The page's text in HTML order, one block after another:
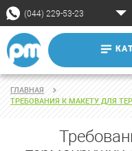
(044) 229-53-23
ГЛАВНАЯ
ТРЕБОВАНИЯ К МАКЕТУ ДЛЯ